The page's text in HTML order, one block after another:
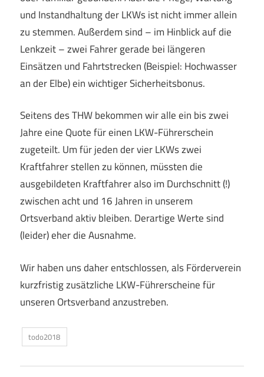
und Instandhaltung der LKWs ist nicht immer allein
zu stemmen. Außerdem sind – im Hinblick auf die
Lenkzeit – zwei Fahrer gerade bei längeren
Einsätzen und Fahrtstrecken (Beispiel: Hochwasser
an der Elbe) ein wichtiger Sicherheitsbonus.
Seitens des THW bekommen wir alle ein bis zwei
Jahre eine Quote für einen LKW-Führerschein
zugeteilt. Um für jeden der vier LKWs zwei
Kraftfahrer stellen zu können, müssten die
ausgebildeten Kraftfahrer also im Durchschnitt (!)
zwischen acht und 16 Jahren in unserem
Ortsverband aktiv bleiben. Derartige Werte sind
(leider) eher die Ausnahme.
Wir haben uns daher entschlossen, als Förderverein
kurzfristig zusätzliche LKW-Führerscheine für
unseren Ortsverband anzustreben.
todo2018